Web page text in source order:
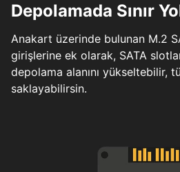
Depolamada Sınır
Anakart üzerinde bulunan M.2
girişlerine ek olarak, SATA
depolama alanını yükseltebilir,
saklayabilirsin.